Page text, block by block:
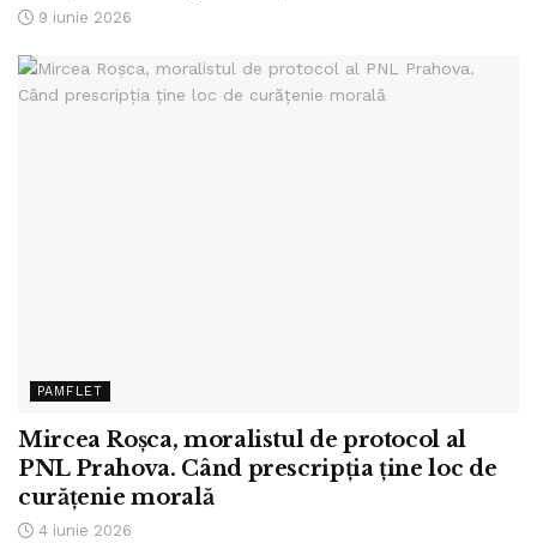
9 iunie 2026
PAMFLET
Mircea Roșca, moralistul de protocol al
PNL Prahova. Când prescripția ține loc de
curățenie morală
4 iunie 2026